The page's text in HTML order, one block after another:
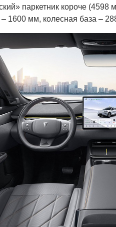
паркетник короче
1600 мм, колесная база –